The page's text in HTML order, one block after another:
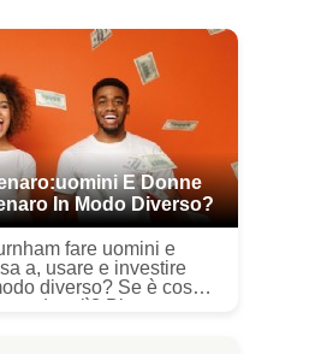
E Donne
In Modo Diverso?
uomini e
a, usare e investire
diverso? Se è così
andare lì? Bisogna